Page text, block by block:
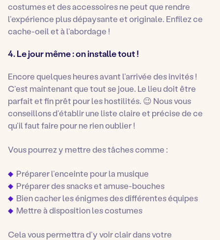
costumes et des accessoires ne peut que rendre
l’expérience plus dépaysante et originale. Enfilez ce
cache-oeil et à l’abordage !
4. Le jour même : on installe tout !
Encore quelques heures avant l’arrivée des invités !
C’est maintenant que tout se joue. Le lieu doit être
parfait et fin prêt pour les hostilités. 😉 Nous vous
conseillons d’établir une liste claire et précise de ce
qu’il faut faire pour ne rien oublier !
Vous pourrez y mettre des tâches comme :
Préparer l’enceinte pour la musique
Préparer des snacks et amuse-bouches
Bien cacher les énigmes des différentes équipes
Mettre à disposition les costumes
Cela vous permettra d’y voir clair dans votre